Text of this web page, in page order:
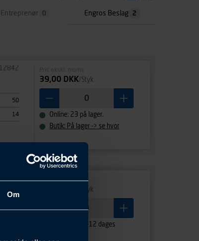
Om
Entreprenør 0 Engros Beslag 2
50
14
39,00 DKK/Styk
Online: 23 på lager.
Butik: På lager -> se hvor
50
Pris ekskl. moms
/Styk
Skaffevare: 7-12 dages